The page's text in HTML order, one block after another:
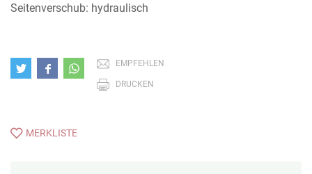
Seitenverschub: hydraulisch
EMPFEHLEN
DRUCKEN
MERKLISTE